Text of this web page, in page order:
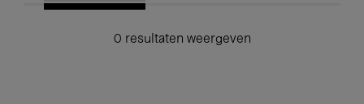
0 resultaten weergeven